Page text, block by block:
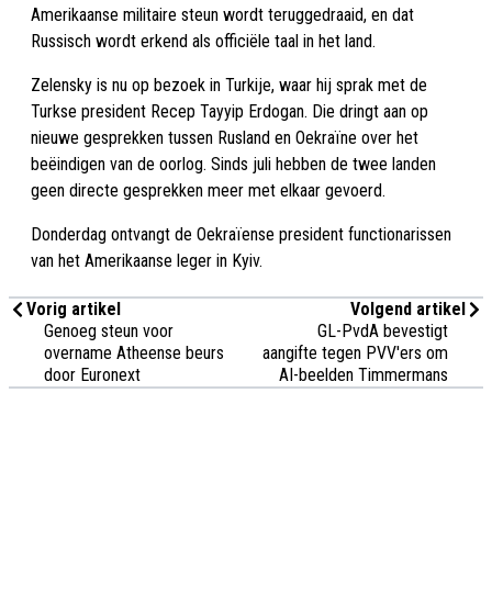
Amerikaanse militaire steun wordt teruggedraaid, en dat
Russisch wordt erkend als officiële taal in het land.
Zelensky is nu op bezoek in Turkije, waar hij sprak met de
Turkse president Recep Tayyip Erdogan. Die dringt aan op
nieuwe gesprekken tussen Rusland en Oekraïne over het
beëindigen van de oorlog. Sinds juli hebben de twee landen
geen directe gesprekken meer met elkaar gevoerd.
Donderdag ontvangt de Oekraïense president functionarissen
van het Amerikaanse leger in Kyiv.
Vorig artikel
Genoeg steun voor
overname Atheense beurs
door Euronext
Volgend artikel
GL-PvdA bevestigt
aangifte tegen PVV'ers om
AI-beelden Timmermans